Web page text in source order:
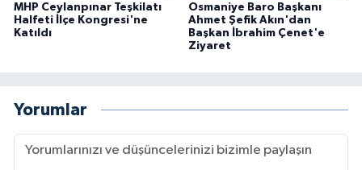
MHP Ceylanpınar Teşkilatı
Halfeti İlçe Kongresi'ne
Katıldı
Osmaniye Baro Başkanı
Ahmet Şefik Akın'dan
Başkan İbrahim Çenet'e
Ziyaret
Yorumlar